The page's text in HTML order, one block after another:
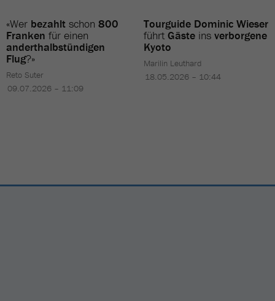
«Wer bezahlt schon 800
Franken für einen
anderthalbstündigen
Flug?»
Reto Suter
09.07.2026 – 11:09
Tourguide Dominic Wieser
führtGäste ins verborgene
Kyoto
Marilin Leuthard
18.05.2026 – 10:44